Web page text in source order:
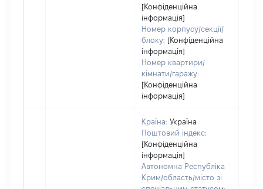
[Конфіденційна
інформація]
Номер корпусу/секції/
блоку: [Конфіденційна
інформація]
Номер квартири/
кімнати/гаражу:
[Конфіденційна
інформація]
Країна: Україна
Поштовий індекс:
[Конфіденційна
інформація]
Автономна Республіка
Крим/область/місто зі